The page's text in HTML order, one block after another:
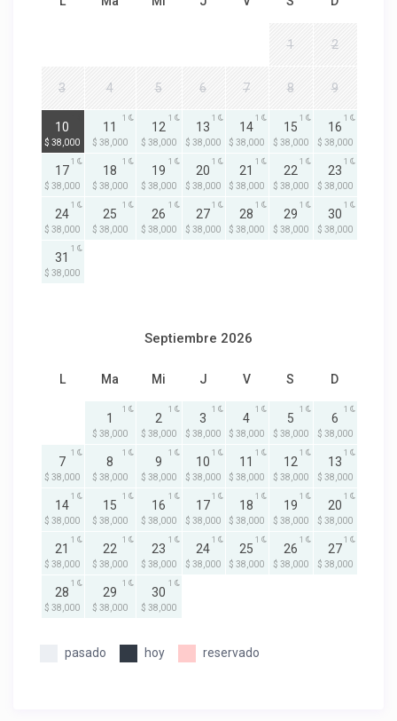
1 2
3 4 5 6 7 8 9
10
$ 38,000
11
$ 38,000
1
12
$ 38,000
1
13
$ 38,000
1
14
$ 38,000
1
15
$ 38,000
1
16
$ 38,000
1
17
$ 38,000
1
18
$ 38,000
1
19
$ 38,000
1
20
$ 38,000
1
21
$ 38,000
1
22
$ 38,000
1
23
$ 38,000
1
24
$ 38,000
1
25
$ 38,000
1
26
$ 38,000
1
27
$ 38,000
1
28
$ 38,000
1
29
$ 38,000
1
30
$ 38,000
1
31
$ 38,000
1
Septiembre 2026
L Ma Mi J V S D
1
$ 38,000
1
2
$ 38,000
1
3
$ 38,000
1
4
$ 38,000
1
5
$ 38,000
1
6
$ 38,000
1
7
$ 38,000
1
8
$ 38,000
1
9
$ 38,000
1
10
$ 38,000
1
11
$ 38,000
1
12
$ 38,000
1
13
$ 38,000
1
14
$ 38,000
1
15
$ 38,000
1
16
$ 38,000
1
17
$ 38,000
1
18
$ 38,000
1
19
$ 38,000
1
20
$ 38,000
1
21
$ 38,000
1
22
$ 38,000
1
23
$ 38,000
1
24
$ 38,000
1
25
$ 38,000
1
26
$ 38,000
1
27
$ 38,000
1
28
$ 38,000
1
29
$ 38,000
1
30
$ 38,000
1
pasado hoy reservado